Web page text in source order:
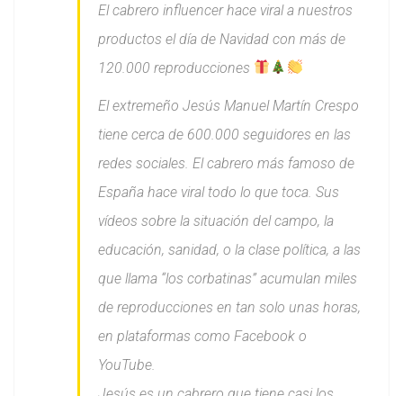
El cabrero influencer hace viral a nuestros
productos el día de Navidad con más de
120.000 reproducciones
El extremeño Jesús Manuel Martín Crespo
tiene cerca de 600.000 seguidores en las
redes sociales. El cabrero más famoso de
España hace viral todo lo que toca. Sus
vídeos sobre la situación del campo, la
educación, sanidad, o la clase política, a las
que llama “los corbatinas” acumulan miles
de reproducciones en tan solo unas horas,
en plataformas como Facebook o
YouTube.